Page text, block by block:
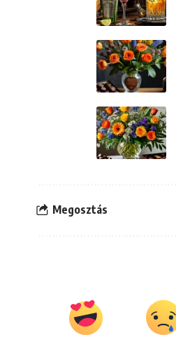
Megosztás